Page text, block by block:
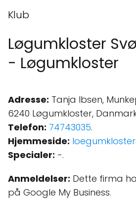
Klub
Løgumkloster
- Løgumkloster
Adresse: Tanja Ibsen,
6240 Løgumkloster,
Telefon: 74743035.
Hjemmeside:
Specialer: -.
Anmeldelser: Dette firma
på Google My Business.